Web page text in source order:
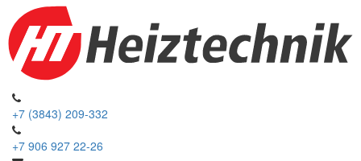
+7 (3843) 209-332
+7 906 927 22-26